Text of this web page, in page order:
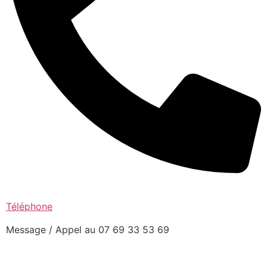
Téléphone
Message / Appel au 07 69 33 53 69